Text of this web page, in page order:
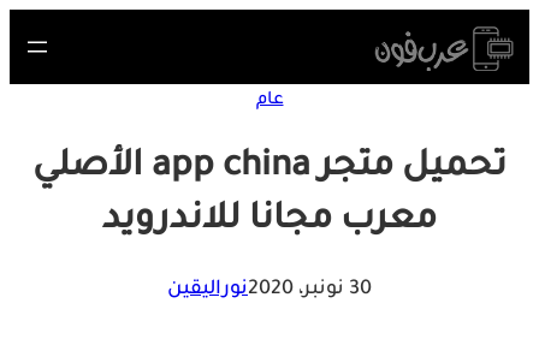
Skip
to
عام
تحميل متجر app china الأصلي
معرب مجانا للاندرويد
30 نونبر، 2020 نوراليقين